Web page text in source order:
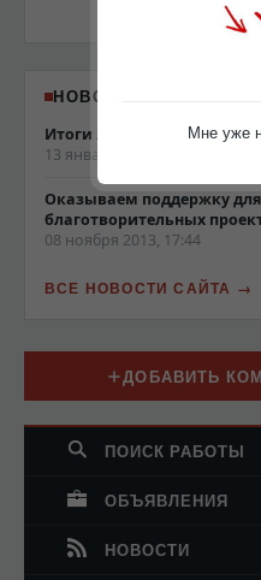
ДОБАВИТЬ
ПОИСК РАБОТЫ
ОБЪЯВЛЕНИЯ
НОВОСТИ
НОВОСТИ
Итоги 2013 года
13 января 2014, 19:22
Оказываем поддержку
благотворительных
08 ноября 2013, 17:44
ВСЕ НОВОСТИ САЙТА
Мне уже